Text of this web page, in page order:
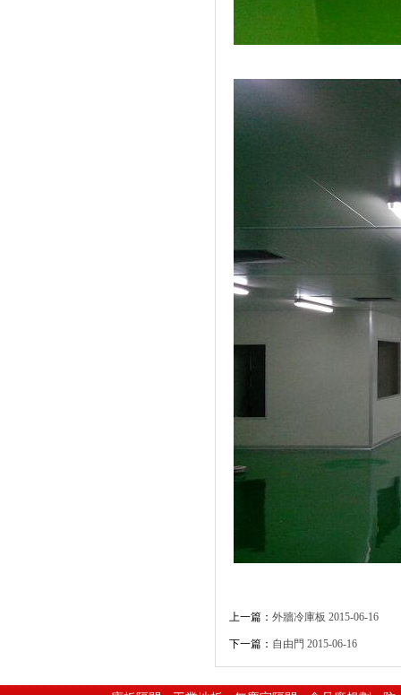
上一篇： 外牆冷庫板 2015-06-16
下一篇： 自由門 2015-06-16